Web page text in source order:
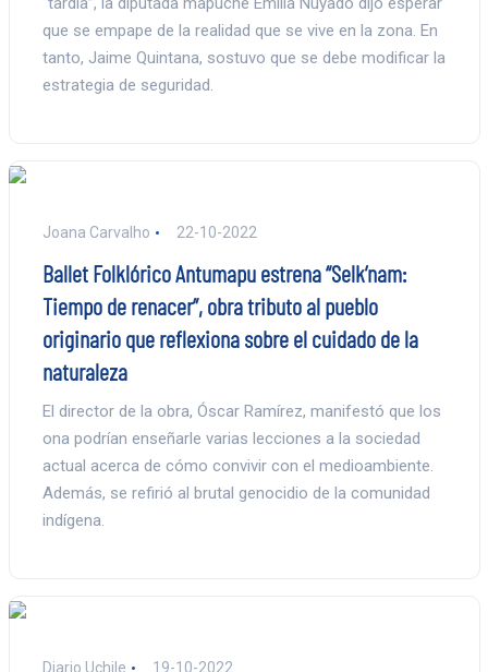
que se empape de la realidad que se vive en la zona. En
tanto, Jaime Quintana, sostuvo que se debe modificar la
estrategia de seguridad.
Joana Carvalho 22-10-2022
Ballet Folklórico Antumapu estrena “Selk’nam:
Tiempo de renacer”, obra tributo al pueblo
originario que reflexiona sobre el cuidado de la
naturaleza
El director de la obra, Óscar Ramírez, manifestó que los
ona podrían enseñarle varias lecciones a la sociedad
actual acerca de cómo convivir con el medioambiente.
Además, se refirió al brutal genocidio de la comunidad
indígena.
Diario Uchile 19-10-2022